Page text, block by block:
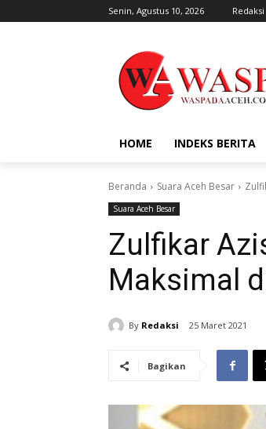
Senin, Agustus 10, 2026 Redaksi
HOME INDEKS BERITA
Beranda Suara Aceh Besar
Suara Aceh Besar
Zulfikar
Maksimal
By Redaksi 25 Maret 2021
Bagikan